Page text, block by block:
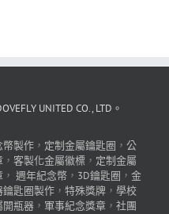
UNITED CO., LTD。
幣製作 ， 定制金屬鑰匙圈 ， 公
， 客製化金屬徽標 ， 定制金屬
， 週年紀念幣 ， 3D鑰匙圈 ， 金
鑰匙圈製作 ， 特殊獎牌 ， 學校
開瓶器 ， 軍事紀念獎章 ， 社團